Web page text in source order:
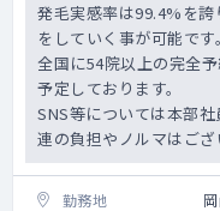
発毛実感率は99.4%を
をしていく事が可能です。
全国に54院以上の完全
予定しております。
SNS等については本部
連の負担やノルマはござ
勤務地